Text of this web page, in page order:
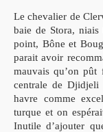
Le chevalier de
baie de Stora,
point, Bône et
parait avoir
mauvais qu’on
centrale de Djidjeli
havre comme
turque et on
Inutile d’ajouter